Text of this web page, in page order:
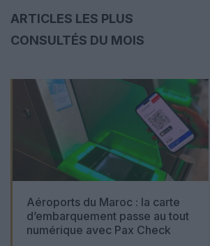
ARTICLES LES PLUS
CONSULTÉS DU MOIS
Aéroports du Maroc : la carte
d’embarquement passe au tout
numérique avec Pax Check